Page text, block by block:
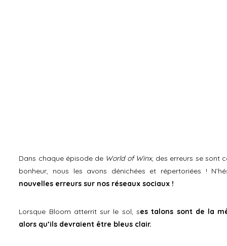
Dans chaque épisode de World of Winx, des erreurs se sont
bonheur, nous les avons dénichées et répertoriées !
nouvelles erreurs sur nos réseaux sociaux !
Lorsque Bloom atterrit sur le sol, ses talons sont de la
alors qu’ils devraient être bleus clair.